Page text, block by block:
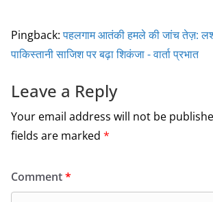
Pingback:पहलगाम आतंकी हमले की जांच तेज़:
पाकिस्तानी साजिश पर बढ़ा शिकंजा - वार्ता प्रभात
Leave a Reply
Your email address will not be
fields are marked *
Comment*